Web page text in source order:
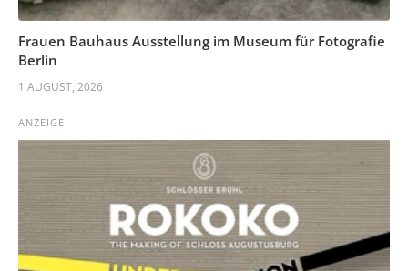
Frauen Bauhaus Ausstellung im Museum für Fotografie
Berlin
1 AUGUST, 2026
ANZEIGE